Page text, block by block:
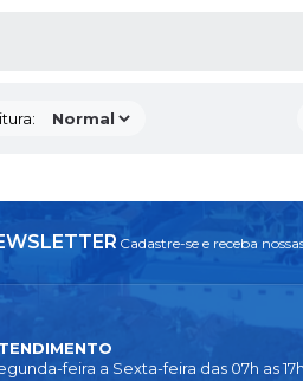
Cadastre-se e receba
feira a Sexta-feira das 07h as 17h